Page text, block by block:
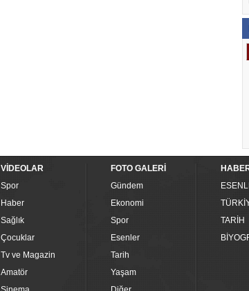
VİDEOLAR
Spor
Haber
Sağlık
Çocuklar
Tv ve Magazin
Amatör
FOTO GALERİ
Gündem
Ekonomi
Spor
Esenler
Tarih
Yaşam
TARİH